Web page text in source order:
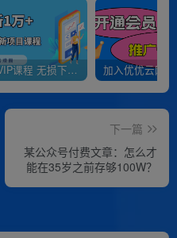
全网VIP课程 无损下载~
下一篇
某公众号付费文章：怎么才
能在35岁之前存够100W？